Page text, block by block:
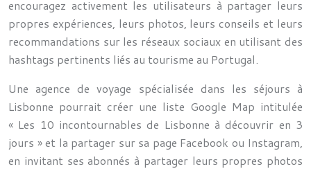
encouragez activement les utilisateurs à partager leurs
propres expériences, leurs photos, leurs conseils et leurs
recommandations sur les réseaux sociaux en utilisant des
hashtags pertinents liés au tourisme au Portugal.
Une agence de voyage spécialisée dans les séjours à
Lisbonne pourrait créer une liste Google Map intitulée
« Les 10 incontournables de Lisbonne à découvrir en 3
jours » et la partager sur sa page Facebook ou Instagram,
en invitant ses abonnés à partager leurs propres photos